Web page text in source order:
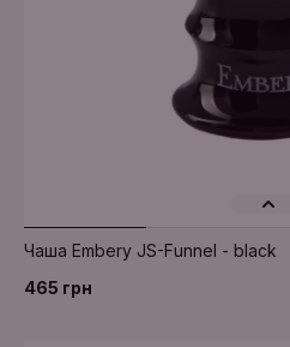
Додати в
Чаша Embery JS-Funnel - black
465 грн